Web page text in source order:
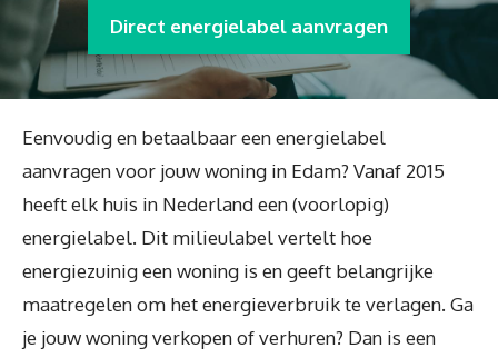
Direct energielabel aanvragen
Eenvoudig en betaalbaar een energielabel
aanvragen voor jouw woning in Edam? Vanaf 2015
heeft elk huis in Nederland een (voorlopig)
energielabel. Dit milieulabel vertelt hoe
energiezuinig een woning is en geeft belangrijke
maatregelen om het energieverbruik te verlagen. Ga
je jouw woning verkopen of verhuren? Dan is een